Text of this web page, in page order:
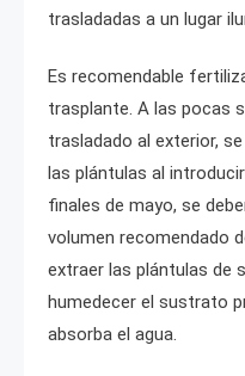
trasladadas a un lugar
Es recomendable
trasplante. A las pocas
trasladado al exterior,
las plántulas al
finales de mayo, se
volumen recomendado
extraer las plántulas de
humedecer el sustrato
absorba el agua.